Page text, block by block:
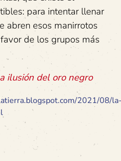
para intentar llenar
abren esos manirrotos
de los grupos más
ilusión del oro negro
2021/08/